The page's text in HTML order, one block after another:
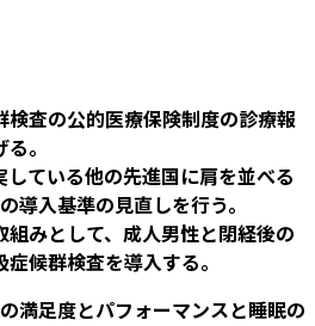
検査の公的医療保険制度の診療報
。
している他の先進国に肩を並べる
導入基準の見直しを行う。
みとして、成人男性と閉経後の
候群検査を導入する。
満足度とパフォーマンスと睡眠の